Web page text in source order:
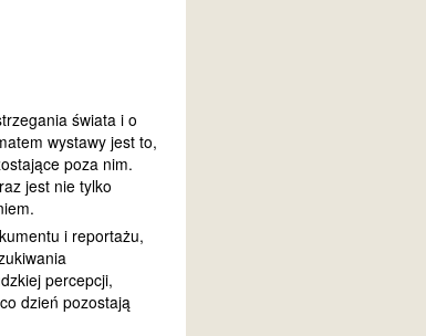
świata i o
wystawy jest to,
poza nim.
jest nie tylko
i reportażu,
percepcji,
dzień pozostają